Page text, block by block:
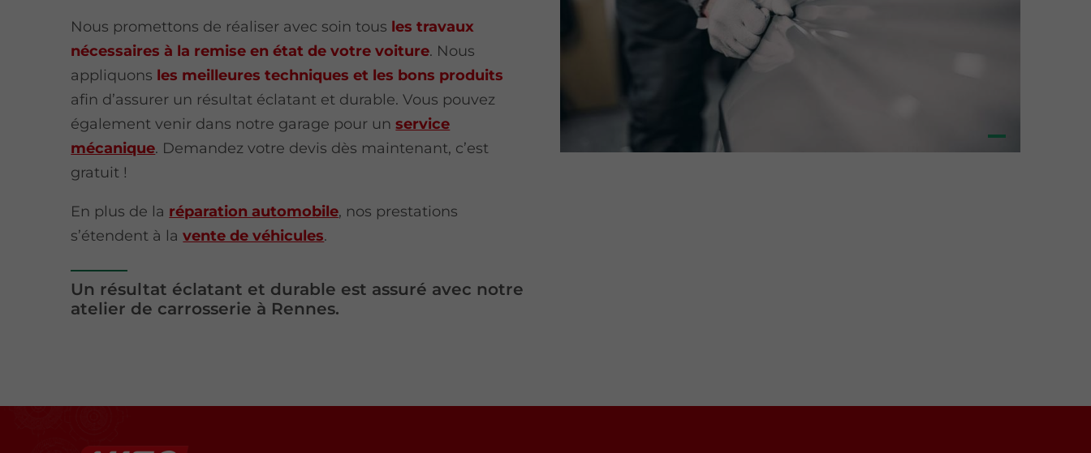
Nous promettons de réaliser avec soin tous les travaux
nécessaires à la remise en état de votre voiture. Nous
appliquons les meilleures techniques et les bons produits
afin d’assurer un résultat éclatant et durable. Vous pouvez
également venir dans notre garage pour unservice
mécanique. Demandez votre devis dès maintenant, c’est
gratuit !
En plus de la réparation automobile, nos prestations
s’étendent à lavente de véhicules.
Un résultat éclatant et durable est assuré avec notre
atelier de carrosserie à Rennes.